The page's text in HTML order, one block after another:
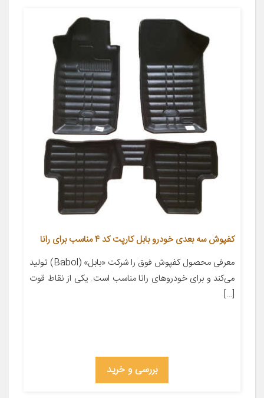
کفپوش سه بعدی خودرو بابل کارپت کد 4 مناسب برای رانا
معرفی محصول کفپوش فوق را شرکت «بابل» (Babol) تولید
می‌کند و برای خودروهای رانا مناسب است. یکی از نقاط قوت
[…]
بررسی و خرید